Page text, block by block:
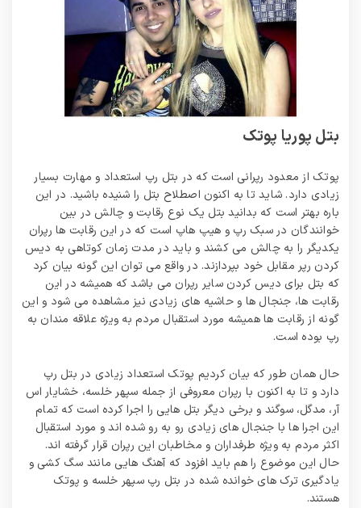
بتل پوریا پوتک
پوتک از معدود رپرانی است که در بتل رپ استعداد و مهارت بسیار
زیادی دارد. شاید تا به اکنون اصطلاح بتل را شنیده باشید. در این
باره بهتر است که بدانید بتل یک نوع رقابت و چالش در بین
خوانندگان در سبک رپ و هیپ هاپ است که در این رقابت‌ ها رپران
یکدیگر را به چالش می‌ کشند و باید در مدت زمان کوتاهی به دیس
کردن رپر مقابل خود بپردازند. در واقع می توان این گونه بیان کرد
که بتل برای دیس کردن سایر رپران می باشد که همیشه در این
رقابت‌ ها، جنجال‌ ها و حاشیه‌ های زیادی نیز مشاهده می‌ شود و این
گونه از رقابت ها همیشه مورد استقبال مردم به ویژه علاقه مندان به
رپ بوده است.
حال همان طور که بیان کردیم پوتک استعداد زیادی در بتل رپ
دارد و تا به اکنون با رپران معروفی از جمله سپهر خلسه، خشایار اس
آر، مدگل، سوگند و برخی دیگر بتل هایی را اجرا کرده است که تمام
این اجرا ها با جنجال‌ های زیادی رو به رو شده اند و مورد استقبال
اکثر مردم به ویژه طرفداران و مخاطبان این رپران قرار گرفته اند.
حال این موضوع را هم باید افزود که آهنگ هایی مانند سگ کشی و
یادگیری ترک های خوانده شده در بتل رپ سپهر خلسه و پوتک
هستند.